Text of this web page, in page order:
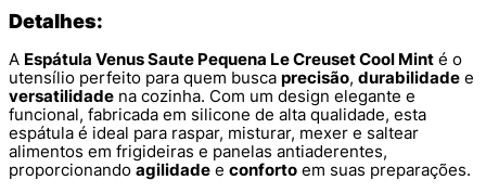
Detalhes:
A Espátula Venus Saute Pequena Le Creuset Cool Mint é o
utensílio perfeito para quem busca precisão, durabilidade e
versatilidade na cozinha. Com um design elegante e
funcional, fabricada em silicone de alta qualidade, esta
espátula é ideal para raspar, misturar, mexer e saltear
alimentos em frigideiras e panelas antiaderentes,
proporcionando agilidade e conforto em suas preparações.